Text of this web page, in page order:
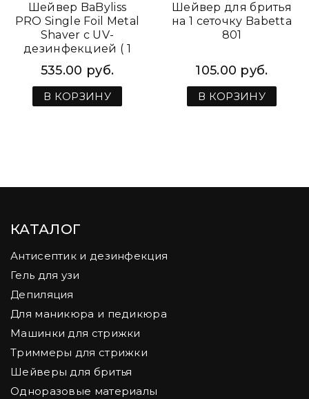
Шейвер BaByliss
PRO Single Foil Metal
Shaver с UV-
дезинфекцией ( 1
сетка)
535.00 руб.
В КОРЗИНУ
Шейвер для бритья
на 1 сеточку Babetta
801
105.00 руб.
В КОРЗИНУ
КАТАЛОГ
Антисептик и дезинфекция
Гель для узи
Депиляция
Для маникюра и педикюра
Машинки для стрижки
Триммеры для стрижки
Шейверы для бритья
Одноразовые материалы